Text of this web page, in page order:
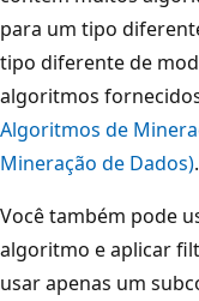
para um tipo
tipo diferente de
algoritmos
Algoritmos de
Mineração de Dados).
Você também pode
algoritmo e aplicar
usar apenas um